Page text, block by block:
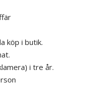
köp i butik.
i tre år.